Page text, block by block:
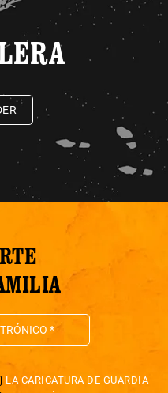
LA CARICATURA DE GUARDIA